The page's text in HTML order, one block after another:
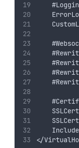
</